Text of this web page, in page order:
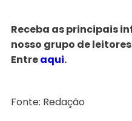
Receba as principais
nosso grupo de
Entreaqui.
Fonte: Redação